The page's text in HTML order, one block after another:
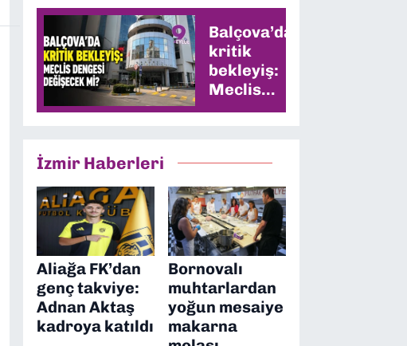
Balçova’da
kritik
bekleyiş:
Meclis
dengesi
İzmir Haberleri
Aliağa FK’dan
genç takviye:
Adnan Aktaş
kadroya katıldı
Bornovalı
muhtarlardan
yoğun mesaiye
makarna